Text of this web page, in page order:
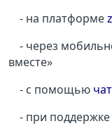
- на платформе
- через
вместе»
- с помощью
- при поддержке